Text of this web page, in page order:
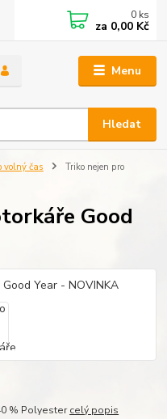
Menu
Hledat
0 ks
za 0,00 Kč
volný čas
Triko nejen pro
Good
% Polyestercelý popis